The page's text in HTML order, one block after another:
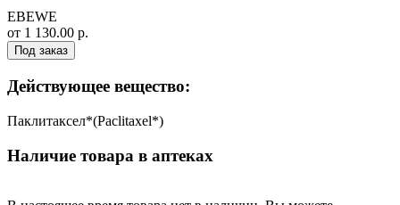
EBEWE
от 1 130.00 р.
Под заказ
Действующее вещество:
Паклитаксел*(Paclitaxel*)
Наличие товара в аптеках